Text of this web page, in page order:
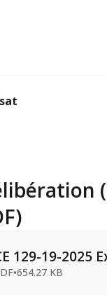
d’urbanis...
129-19-2025
•654.27 KB